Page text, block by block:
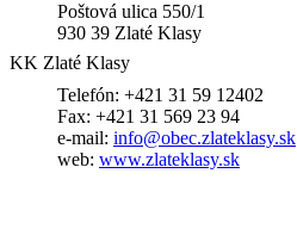
KK Zlaté Klasy
Poštová ulica 550/1
930 39 Zlaté Klasy
Telefón: +421 31 59 12402
Fax: +421 31 569 23 94
e-mail: info@obec.zlateklasy.sk
web: www.zlateklasy.sk